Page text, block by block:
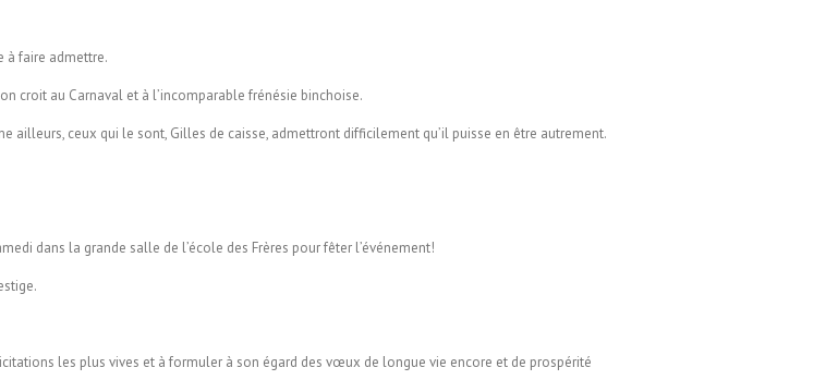
à faire admettre.
croit au Carnaval et à l’incomparable frénésie binchoise.
ailleurs, ceux qui le sont, Gilles de caisse, admettront difficilement qu’il puisse en être autrement.
dans la grande salle de l’école des Frères pour fêter l’événement!
les plus vives et à formuler à son égard des vœux de longue vie encore et de prospérité